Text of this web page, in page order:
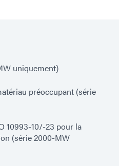
uniquement)
préoccupant (série
10993-10/-23 pour la
(série 2000-MW